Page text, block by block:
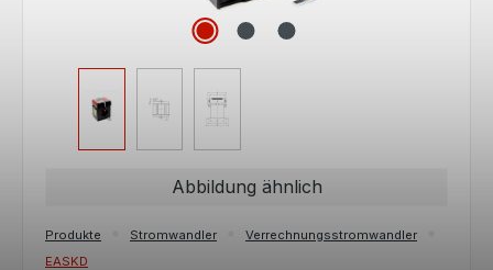
Abbildung ähnlich
Produkte Stromwandler
Verrechnungsstromwandler
EASKD